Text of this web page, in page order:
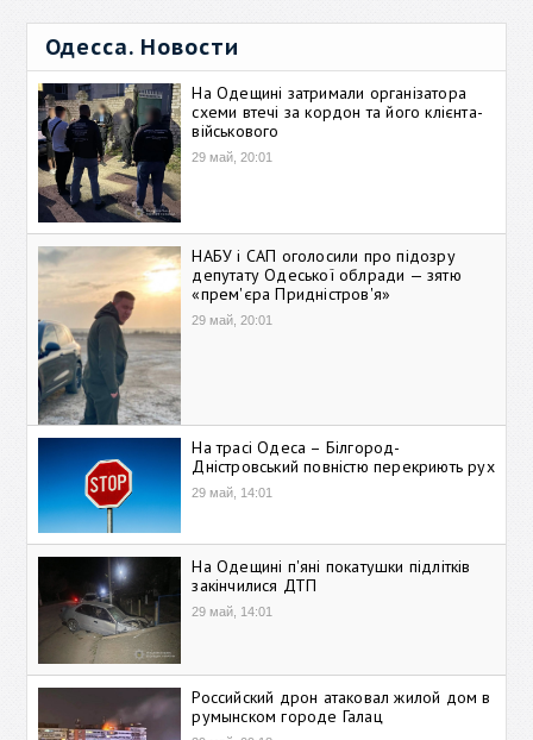
Одесса. Новости
На Одещині затримали організатора
схеми втечі за кордон та його клієнта-
військового
29 май, 20:01
НАБУ і САП оголосили про підозру
депутату Одеської облради — зятю
«прем'єра Придністров'я»
29 май, 20:01
На трасі Одеса – Білгород-
Дністровський повністю перекриють рух
29 май, 14:01
На Одещині п'яні покатушки підлітків
закінчилися ДТП
29 май, 14:01
Российский дрон атаковал жилой дом в
румынском городе Галац